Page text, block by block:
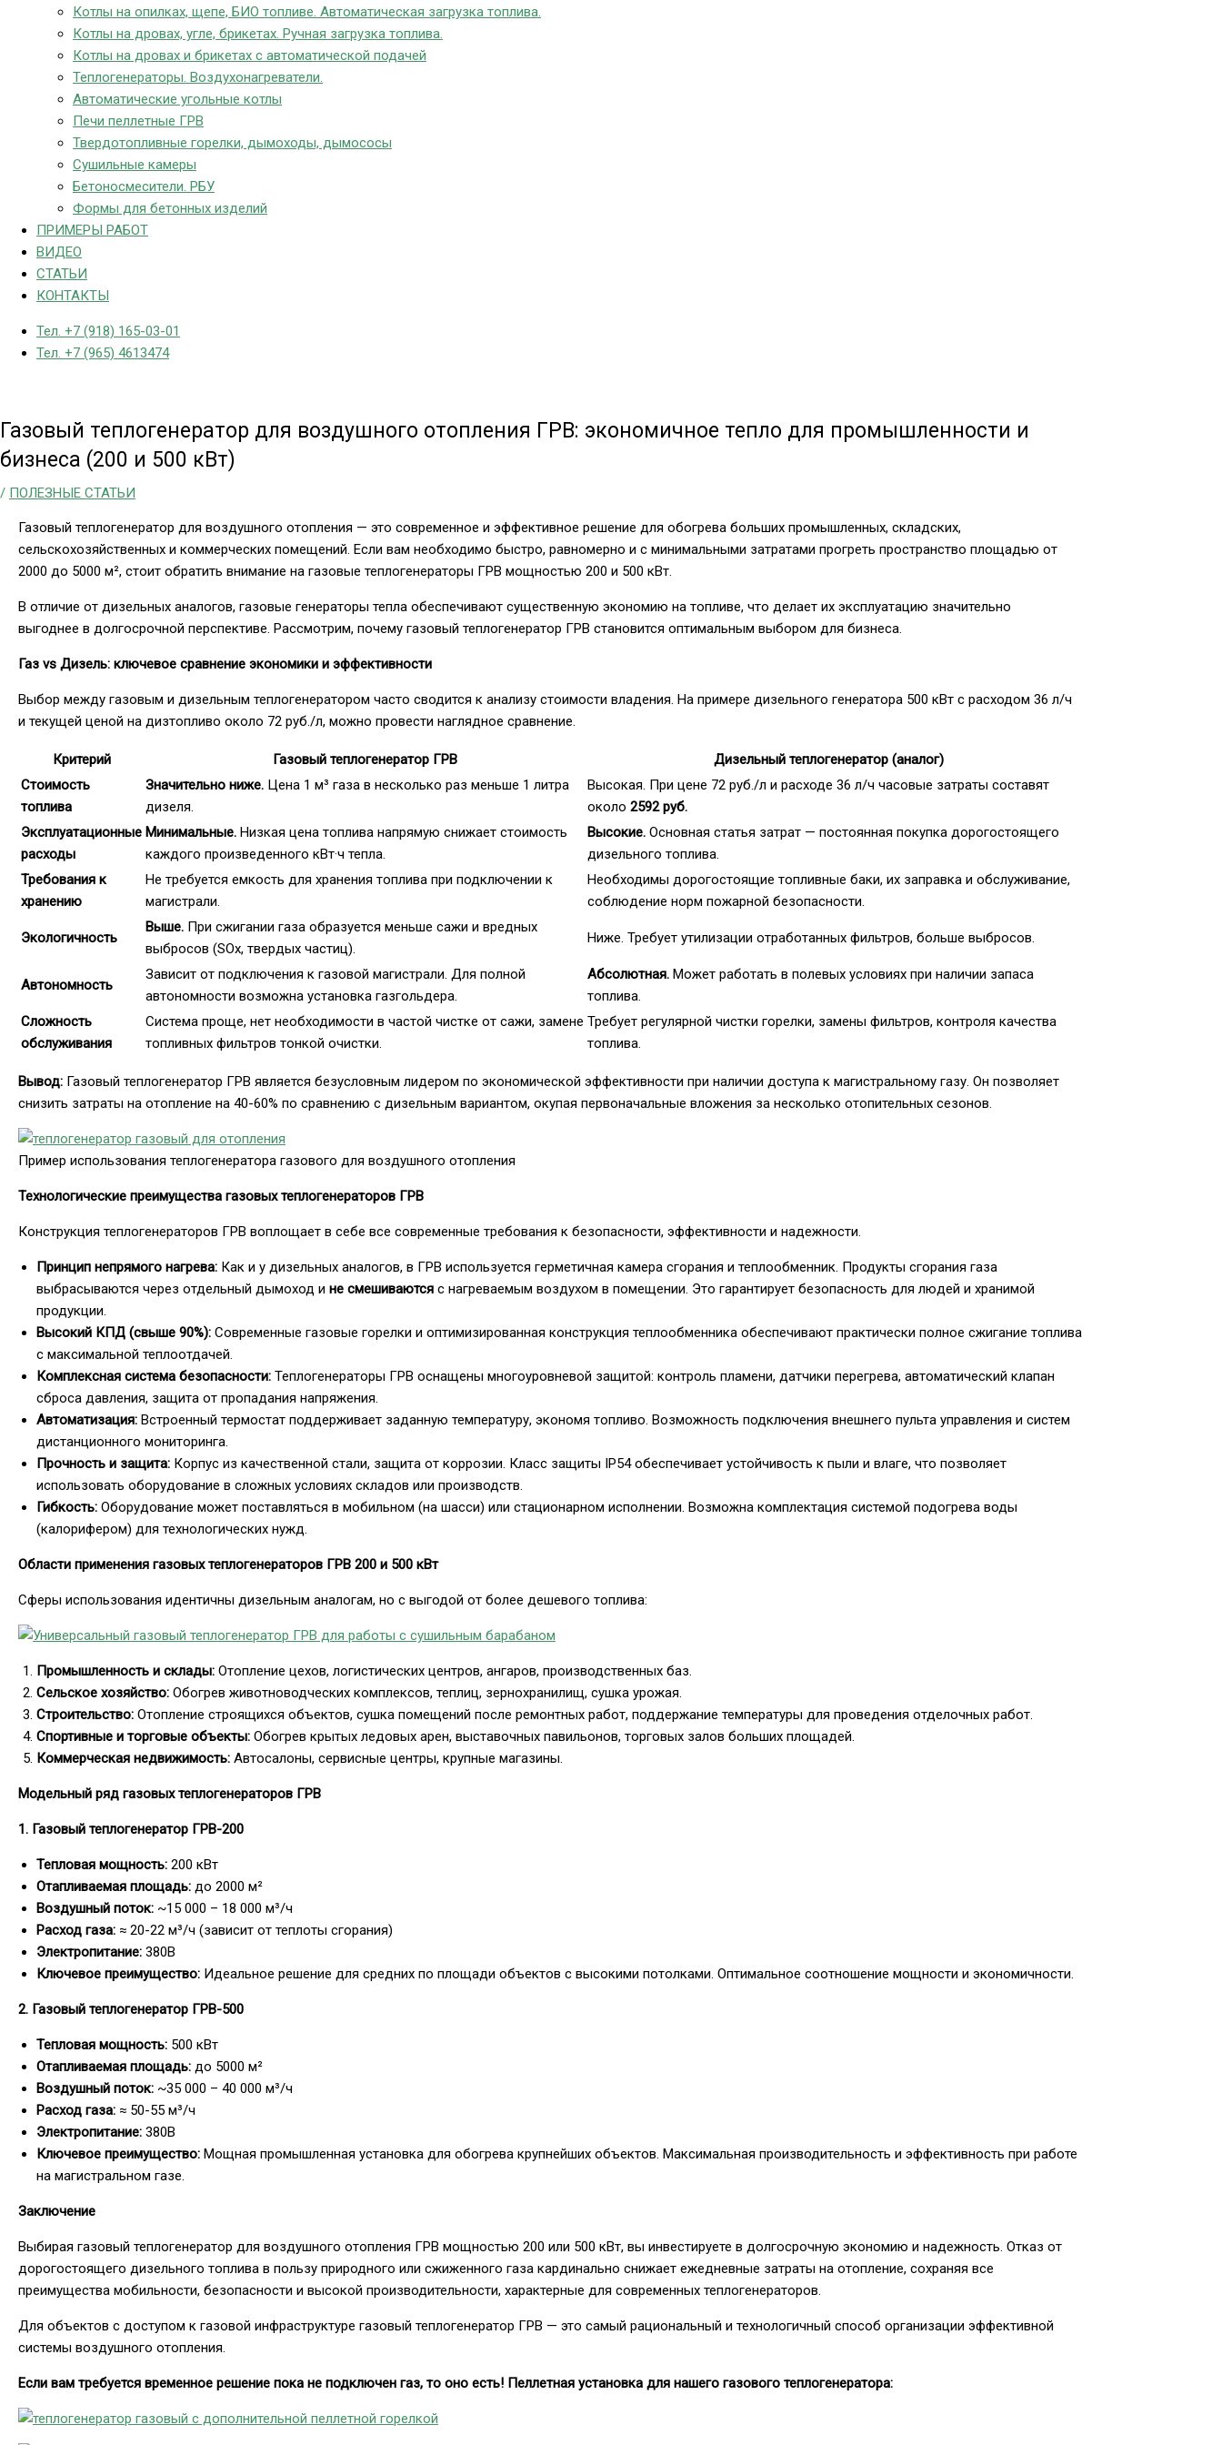
Котлы на опилках, щепе, БИО топливе. Автоматическая загрузка топлива.
Котлы на дровах, угле, брикетах. Ручная загрузка топлива.
Котлы на дровах и брикетах с автоматической подачей
Теплогенераторы. Воздухонагреватели.
Автоматические угольные котлы
Печи пеллетные ГРВ
Твердотопливные горелки, дымоходы, дымососы
Сушильные камеры
Бетоносмесители. РБУ
Формы для бетонных изделий
ПРИМЕРЫ РАБОТ
ВИДЕО
СТАТЬИ
КОНТАКТЫ
Тел. +7 (918) 165-03-01
Тел. +7 (965) 4613474
Газовый теплогенератор для воздушного отопления ГРВ: экономичное тепло для промышленности и
бизнеса (200 и 500 кВт)
/ ПОЛЕЗНЫЕ СТАТЬИ
Газовый теплогенератор для воздушного отопления — это современное и эффективное решение для обогрева больших промышленных, складских,
сельскохозяйственных и коммерческих помещений. Если вам необходимо быстро, равномерно и с минимальными затратами прогреть пространство площадью от
2000 до 5000 м², стоит обратить внимание на газовые теплогенераторы ГРВ мощностью 200 и 500 кВт.
В отличие от дизельных аналогов, газовые генераторы тепла обеспечивают существенную экономию на топливе, что делает их эксплуатацию значительно
выгоднее в долгосрочной перспективе. Рассмотрим, почему газовый теплогенератор ГРВ становится оптимальным выбором для бизнеса.
Газ vs Дизель: ключевое сравнение экономики и эффективности
Выбор между газовым и дизельным теплогенератором часто сводится к анализу стоимости владения. На примере дизельного генератора 500 кВт с расходом 36 л/ч
и текущей ценой на дизтопливо около 72 руб./л, можно провести наглядное сравнение.
Критерий Газовый теплогенератор ГРВ
Дизельный теплогенератор (аналог)
Стоимость
топлива
Значительно ниже. Цена 1 м³ газа в несколько раз меньше 1 литра
дизеля.
Высокая. При цене 72 руб./л и расходе 36 л/ч часовые затраты составят
около 2592 руб.
Эксплуатационные
расходы
Минимальные. Низкая цена топлива напрямую снижает стоимость
каждого произведенного кВт·ч тепла.
Высокие. Основная статья затрат — постоянная покупка дорогостоящего
дизельного топлива.
Требования к
хранению
Не требуется емкость для хранения топлива при подключении к
магистрали.
Необходимы дорогостоящие топливные баки, их заправка и обслуживание,
соблюдение норм пожарной безопасности.
Экологичность
Выше. При сжигании газа образуется меньше сажи и вредных
выбросов (SOx, твердых частиц).
Ниже. Требует утилизации отработанных фильтров, больше выбросов.
Автономность
Зависит от подключения к газовой магистрали. Для полной
автономности возможна установка газгольдера.
Абсолютная. Может работать в полевых условиях при наличии запаса
топлива.
Сложность
обслуживания
Система проще, нет необходимости в частой чистке от сажи, замене
топливных фильтров тонкой очистки.
Требует регулярной чистки горелки, замены фильтров, контроля качества
топлива.
Вывод: Газовый теплогенератор ГРВ является безусловным лидером по экономической эффективности при наличии доступа к магистральному газу. Он позволяет
снизить затраты на отопление на 40-60% по сравнению с дизельным вариантом, окупая первоначальные вложения за несколько отопительных сезонов.
Пример использования теплогенератора газового для воздушного отопления
Технологические преимущества газовых теплогенераторов ГРВ
Конструкция теплогенераторов ГРВ воплощает в себе все современные требования к безопасности, эффективности и надежности.
Принцип непрямого нагрева: Как и у дизельных аналогов, в ГРВ используется герметичная камера сгорания и теплообменник. Продукты сгорания газа
выбрасываются через отдельный дымоход и не смешиваются с нагреваемым воздухом в помещении. Это гарантирует безопасность для людей и хранимой
продукции.
Высокий КПД (свыше 90%): Современные газовые горелки и оптимизированная конструкция теплообменника обеспечивают практически полное сжигание топлива
с максимальной теплоотдачей.
Комплексная система безопасности: Теплогенераторы ГРВ оснащены многоуровневой защитой: контроль пламени, датчики перегрева, автоматический клапан
сброса давления, защита от пропадания напряжения.
Автоматизация: Встроенный термостат поддерживает заданную температуру, экономя топливо. Возможность подключения внешнего пульта управления и систем
дистанционного мониторинга.
Прочность и защита: Корпус из качественной стали, защита от коррозии. Класс защиты IP54 обеспечивает устойчивость к пыли и влаге, что позволяет
использовать оборудование в сложных условиях складов или производств.
Гибкость: Оборудование может поставляться в мобильном (на шасси) или стационарном исполнении. Возможна комплектация системой подогрева воды
(калорифером) для технологических нужд.
Области применения газовых теплогенераторов ГРВ 200 и 500 кВт
Сферы использования идентичны дизельным аналогам, но с выгодой от более дешевого топлива:
Промышленность и склады: Отопление цехов, логистических центров, ангаров, производственных баз.
Сельское хозяйство: Обогрев животноводческих комплексов, теплиц, зернохранилищ, сушка урожая.
Строительство: Отопление строящихся объектов, сушка помещений после ремонтных работ, поддержание температуры для проведения отделочных работ.
Спортивные и торговые объекты: Обогрев крытых ледовых арен, выставочных павильонов, торговых залов больших площадей.
Коммерческая недвижимость: Автосалоны, сервисные центры, крупные магазины.
Модельный ряд газовых теплогенераторов ГРВ
1. Газовый теплогенератор ГРВ-200
Тепловая мощность: 200 кВт
Отапливаемая площадь: до 2000 м²
Воздушный поток: ~15 000 – 18 000 м³/ч
Расход газа: ≈ 20-22 м³/ч (зависит от теплоты сгорания)
Электропитание: 380В
Ключевое преимущество: Идеальное решение для средних по площади объектов с высокими потолками. Оптимальное соотношение мощности и экономичности.
2. Газовый теплогенератор ГРВ-500
Тепловая мощность: 500 кВт
Отапливаемая площадь: до 5000 м²
Воздушный поток: ~35 000 – 40 000 м³/ч
Расход газа: ≈ 50-55 м³/ч
Электропитание: 380В
Ключевое преимущество: Мощная промышленная установка для обогрева крупнейших объектов. Максимальная производительность и эффективность при работе
на магистральном газе.
Заключение
Выбирая газовый теплогенератор для воздушного отопления ГРВ мощностью 200 или 500 кВт, вы инвестируете в долгосрочную экономию и надежность. Отказ от
дорогостоящего дизельного топлива в пользу природного или сжиженного газа кардинально снижает ежедневные затраты на отопление, сохраняя все
преимущества мобильности, безопасности и высокой производительности, характерные для современных теплогенераторов.
Для объектов с доступом к газовой инфраструктуре газовый теплогенератор ГРВ — это самый рациональный и технологичный способ организации эффективной
системы воздушного отопления.
Если вам требуется временное решение пока не подключен газ, то оно есть! Пеллетная установка для нашего газового теплогенератора: